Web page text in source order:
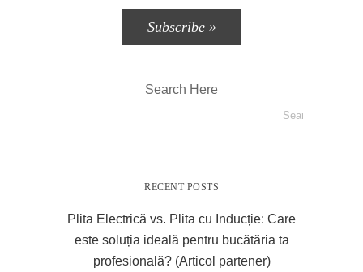
Search Here
RECENT POSTS
Plita Electrică vs. Plita cu Inducție: Care
este soluția ideală pentru bucătăria ta
profesională? (Articol partener)